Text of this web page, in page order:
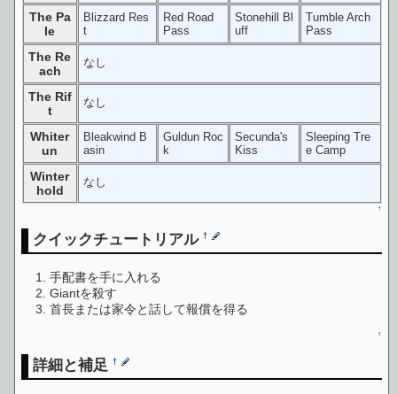
The Pa
le
Blizzard Res
t
Red Road
Pass
Stonehill Bl
uff
Tumble Arch
Pass
The Re
ach
なし
The Rif
t
なし
Whiter
un
Bleakwind B
asin
Guldun Roc
k
Secunda's
Kiss
Sleeping Tre
e Camp
Winter
hold
なし
↑
クイックチュートリアル†
手配書を手に入れる
Giantを殺す
首長または家令と話して報償を得る
↑
詳細と補足†